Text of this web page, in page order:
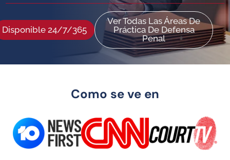
Disponible 24/7/365
Ver Todas Las Áreas De
Práctica De Defensa
Penal
Como se ve en